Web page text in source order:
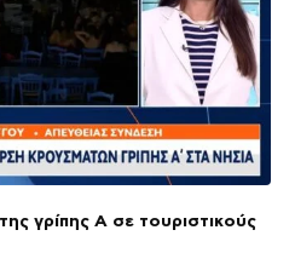
γρίπης Α σε τουριστικούς